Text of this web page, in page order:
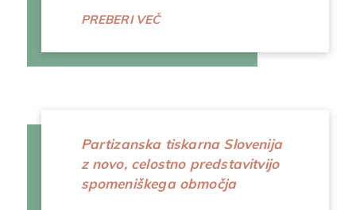
PREBERI VEČ
Partizanska tiskarna Slovenija
z novo, celostno predstavitvijo
spomeniškega območja